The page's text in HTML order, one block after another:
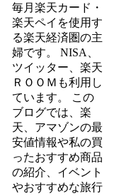
毎月楽天カード・
楽天ペイを使用す
る楽天経済圏の主
婦です。 NISA、
ツイッター、楽天
ＲＯＯＭも利用し
ています。 この
ブログでは、楽
天、アマゾンの最
安値情報や私の買
ったおすすめ商品
の紹介、イベント
やおすすめな旅行